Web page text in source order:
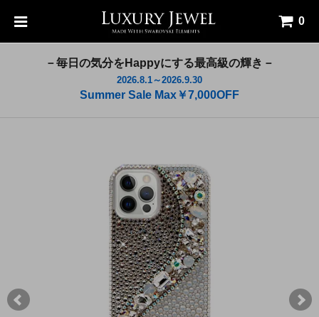
0
－毎日の気分をHappyにする最高級の輝き－
2026.8.1～2026.9.30
Summer Sale Max￥7,000OFF